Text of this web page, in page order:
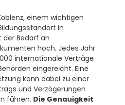
einem wichtigen
in
der Bedarf an
hoch. Jedes Jahr
internationale Verträge
eingereicht. Eine
kann dabei zu einer
und Verzögerungen
führen. Die Genauigkeit